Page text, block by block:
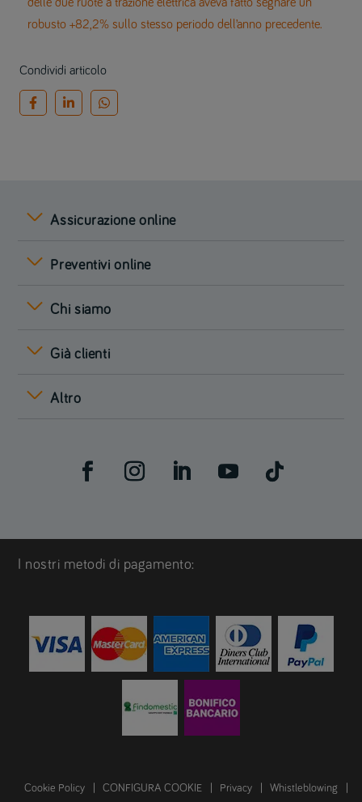
robusto +82,2% sullo stesso periodo dell’anno precedente.
Condividi articolo
Assicurazione online
Preventivi online
Chi siamo
Già clienti
Altro
I nostri metodi di pagamento:
Cookie Policy CONFIGURA COOKIE Privacy Whistleblowing